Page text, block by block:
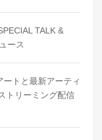
TALK &
ース
トと最新アーティ
トリーミング配信